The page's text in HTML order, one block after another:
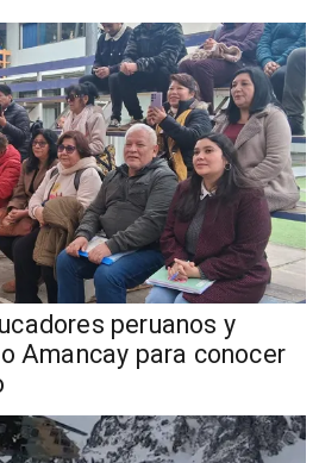
peruanos y
Amancay para conocer